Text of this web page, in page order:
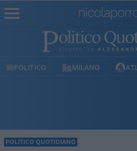
POLITICO MILANO
POLITICO QUOTIDIANO